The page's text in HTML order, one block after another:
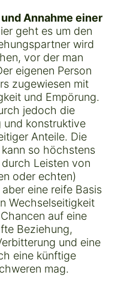
Annahme einer
geht es um den
wird
vor der man
eigenen Person
zugewiesen mit
und Empörung.
jedoch die
und konstruktive
Anteile. Die
so höchstens
Leisten von
oder echten)
eine reife Basis
Wechselseitigkeit
auf eine
Beziehung,
und eine
eine künftige
mag.